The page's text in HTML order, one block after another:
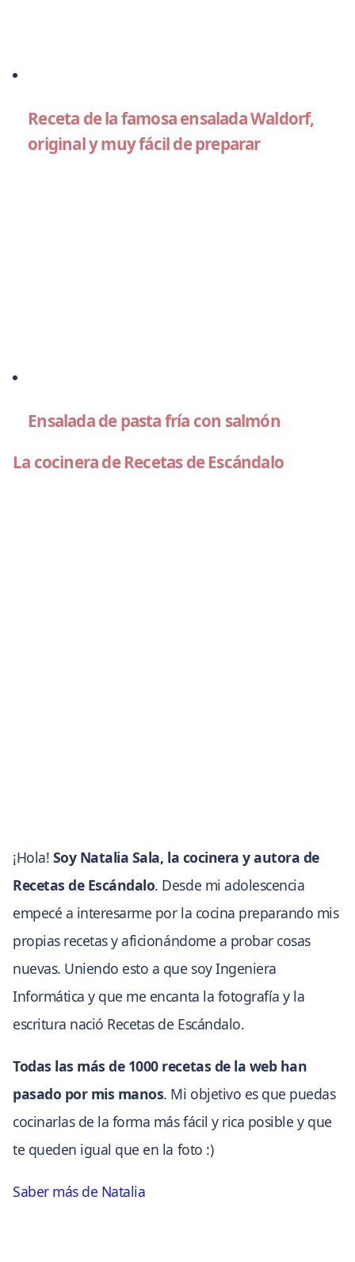
Receta de la famosa ensalada Waldorf,
original y muy fácil de preparar
Ensalada de pasta fría con salmón
La cocinera de Recetas de Escándalo
¡Hola! Soy Natalia Sala, la cocinera y autora de
Recetas de Escándalo. Desde mi adolescencia
empecé a interesarme por la cocina preparando mis
propias recetas y aficionándome a probar cosas
nuevas. Uniendo esto a que soy Ingeniera
Informática y que me encanta la fotografía y la
escritura nació Recetas de Escándalo.
Todas las más de 1000 recetas de la web han
pasado por mis manos. Mi objetivo es que puedas
cocinarlas de la forma más fácil y rica posible y que
te queden igual que en la foto :)
Saber más de Natalia